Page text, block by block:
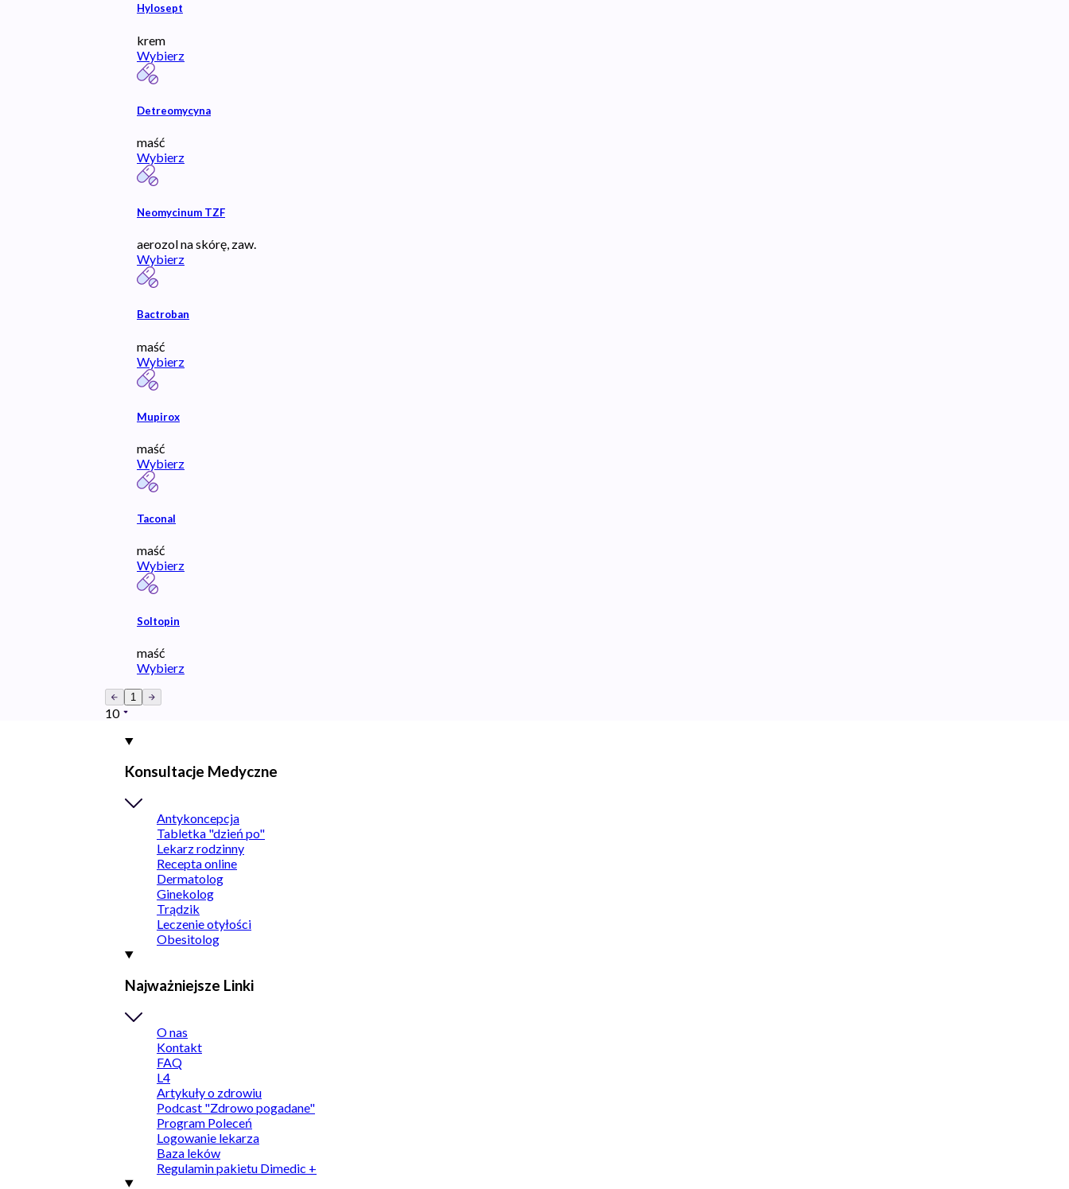
Hylosept
krem
Wybierz
Detreomycyna
maść
Wybierz
Neomycinum TZF
aerozol na skórę, zaw.
Wybierz
Bactroban
maść
Wybierz
Mupirox
maść
Wybierz
Taconal
maść
Wybierz
Soltopin
maść
Wybierz
1
10
Konsultacje Medyczne
Antykoncepcja
Tabletka "dzień po"
Lekarz rodzinny
Recepta online
Dermatolog
Ginekolog
Trądzik
Leczenie otyłości
Obesitolog
Najważniejsze Linki
O nas
Kontakt
FAQ
L4
Artykuły o zdrowiu
Podcast "Zdrowo pogadane"
Program Poleceń
Logowanie lekarza
Baza leków
Regulamin pakietu Dimedic +